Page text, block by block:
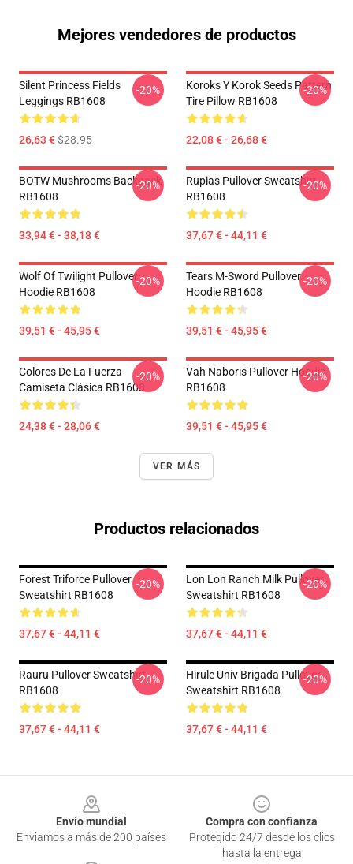
Mejores vendedores de productos
Silent Princess Fields
Leggings RB1608
26,63 €$28.95
-20%
Koroks Y Korok Seeds Pattern
Tire Pillow RB1608
22,08 € - 26,68 €
-20%
BOTW Mushrooms Backpack
RB1608
33,94 € - 38,18 €
-20%
Rupias Pullover Sweatshirt
RB1608
37,67 € - 44,11 €
-20%
Wolf Of Twilight Pullover
Hoodie RB1608
39,51 € - 45,95 €
-20%
Tears M-Sword Pullover
Hoodie RB1608
39,51 € - 45,95 €
-20%
Colores De La Fuerza
Camiseta Clásica RB1608
24,38 € - 28,06 €
-20%
Vah Naboris Pullover Hoodie
RB1608
39,51 € - 45,95 €
-20%
VER MÁS
Productos relacionados
Forest Triforce Pullover
Sweatshirt RB1608
37,67 € - 44,11 €
-20%
Lon Lon Ranch Milk Pullover
Sweatshirt RB1608
37,67 € - 44,11 €
-20%
Rauru Pullover Sweatshirt
RB1608
37,67 € - 44,11 €
-20%
Hirule Univ Brigada Pullover
Sweatshirt RB1608
37,67 € - 44,11 €
-20%
Envío mundial
Enviamos a más de 200 países
Compra con confianza
Protegido 24/7 desde los clics
hasta la entrega